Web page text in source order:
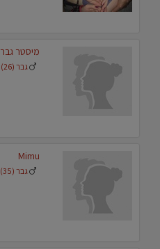
מיסטר גבר
גבר (26)
Mimu
גבר (35)